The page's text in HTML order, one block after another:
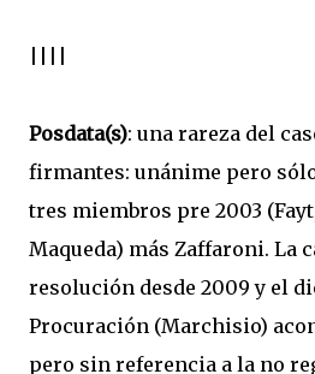
Posdata(s): una rareza del
firmantes: unánime pero
tres miembros pre 2003
Maqueda) más Zaffaroni. La
resolución desde 2009 y el
Procuración (Marchisio)
pero sin referencia a la no